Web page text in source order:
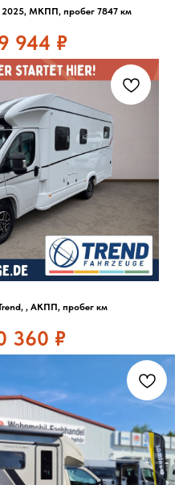
МКПП, пробег 7847 км
944 ₽
, АКПП, пробег км
360 ₽